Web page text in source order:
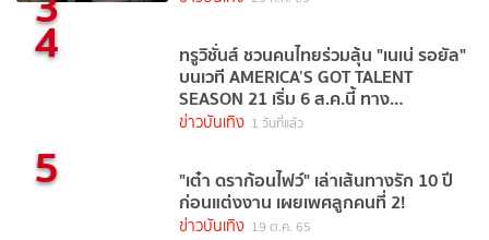
4 ทรูวิชั่นส์ ชวนคนไทยร่วมลุ้น "เนเน่ รอยัล"
บนเวที AMERICA’S GOT TALENT
SEASON 21 เริ่ม 6 ส.ค.นี้ ทาง
TrueVisions NOW
ข่าวบันเทิง 1 วันที่แล้ว
5 "เต๋า ดราก้อนไฟว์" เล่าเส้นทางรัก 10 ปี
ก่อนแต่งงาน เผยเพศลูกคนที่ 2!
ข่าวบันเทิง 19 ต.ค. 65